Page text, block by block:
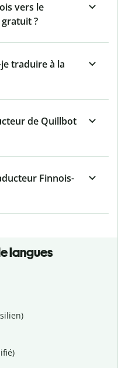
vers le
?
traduire à la
de Quillbot
Finnois-
langues